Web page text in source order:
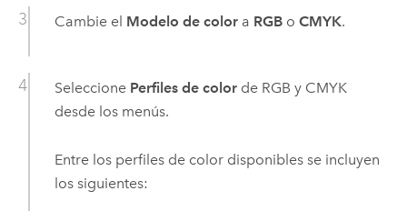
Cambie el Modelo de colora RGBo CMYK.
Seleccione Perfiles de colorde RGB y CMYK
desde los menús.
Entre los perfiles de color disponibles se incluyen
los siguientes: